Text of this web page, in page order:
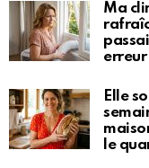
Ma
erreur
Elle
le